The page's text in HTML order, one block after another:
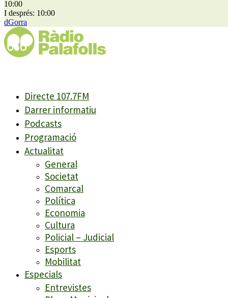
10:00
I després: 10:00
dGorra
Directe 107.7FM
Darrer informatiu
Podcasts
Programació
Actualitat
General
Societat
Comarcal
Política
Economia
Cultura
Policial – Judicial
Esports
Mobilitat
Especials
Entrevistes